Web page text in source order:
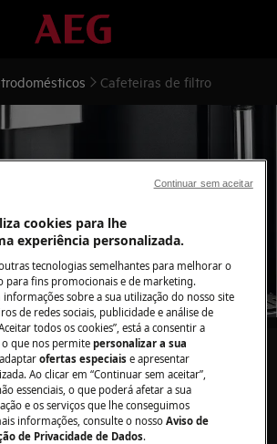
Cafeteiras de filtro
de filtro
os nossos artigos de suporte
cookies para lhe
experiência personalizada.
tecnologias semelhantes para melhorar o
para fins promocionais e de marketing.
sobre a sua utilização do nosso site
de redes sociais, publicidade e análise de
todos os cookies”, está a consentir a
o que nos permitepersonalizar a sua
ofertas especiaise apresentar
Ao clicar em “Continuar sem aceitar”,
essenciais, o que poderá afetar a sua
e os serviços que lhe conseguimos
informações, consulte o nossoAviso de
de Privacidade de Dados.
Continuar sem aceitar